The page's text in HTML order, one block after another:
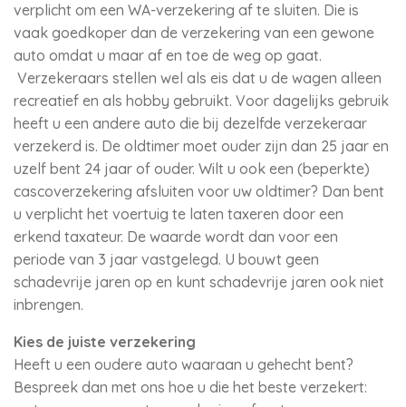
verplicht om een WA-verzekering af te sluiten. Die is
vaak goedkoper dan de verzekering van een gewone
auto omdat u maar af en toe de weg op gaat.
Verzekeraars stellen wel als eis dat u de wagen alleen
recreatief en als hobby gebruikt. Voor dagelijks gebruik
heeft u een andere auto die bij dezelfde verzekeraar
verzekerd is. De oldtimer moet ouder zijn dan 25 jaar en
uzelf bent 24 jaar of ouder. Wilt u ook een (beperkte)
cascoverzekering afsluiten voor uw oldtimer? Dan bent
u verplicht het voertuig te laten taxeren door een
erkend taxateur. De waarde wordt dan voor een
periode van 3 jaar vastgelegd. U bouwt geen
schadevrije jaren op en kunt schadevrije jaren ook niet
inbrengen.
Kies de juiste verzekering
Heeft u een oudere auto waaraan u gehecht bent?
Bespreek dan met ons hoe u die het beste verzekert: